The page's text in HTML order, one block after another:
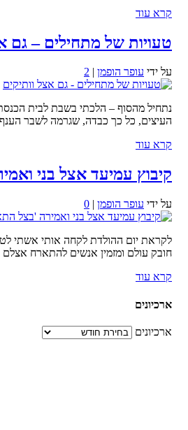
קרא עוד
טעויות של מתחילים – גם
על ידי עופר הופמן |
2
נתחיל מהסוף – הלכתי בשבת לבית
העיצים, כל כך כבדה, שגרמה לשבר
קרא עוד
קיבוץ עמיעד אצל בני
על ידי עופר הופמן |
0
לקראת יום ההולדת לקחה אותי אשתי
חובק עולם ומזמין אנשים להתארח
קרא עוד
ארכיונים
ארכיונים